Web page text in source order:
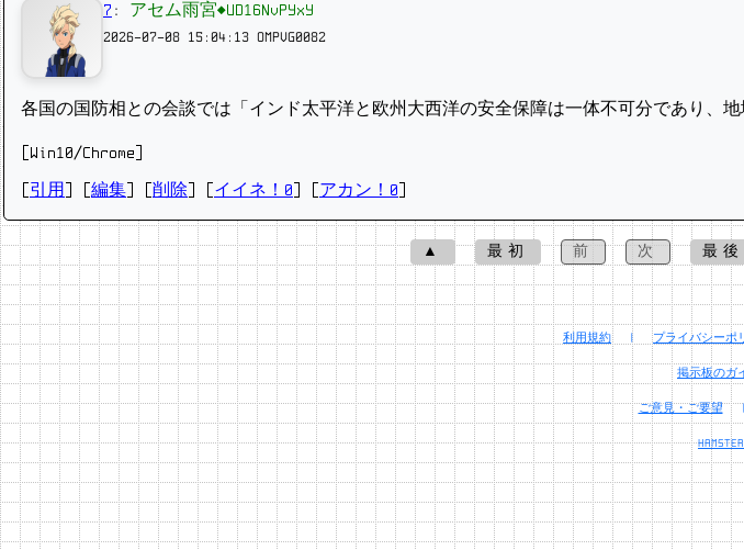
7 : アセム雨宮◆UD16NvPYxY
2026-07-08 15:04:13 OMPVG0082
各国の国防相との会談では「インド太平洋と欧州大西洋の安全保障は一体不可分であり、
[Win10/Chrome]
引用 編集 削除 イイネ！0 アカン！0
▲ 最初 前 次 最後
利用規約 | プライバシーポ
掲示板のガ
ご意見・ご要望